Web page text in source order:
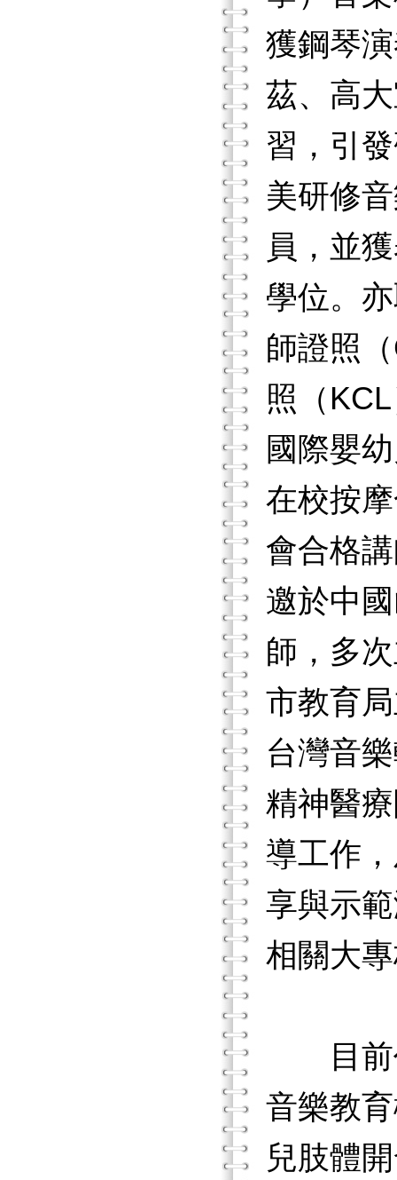
獲鋼琴
茲、高
習，引
美研修
員，並
學位。
師證照
照（
國際嬰
在校按
會合格
邀於中
師，多
市教育
台灣音
精神醫
導工作
享與示
相關大
目前任
音樂教
兒肢體